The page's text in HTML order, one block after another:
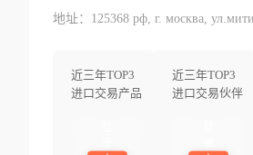
地址：125368 рф, г. москва,
近三年TOP3
进口交易产品
近三年TOP3
进口交易伙伴